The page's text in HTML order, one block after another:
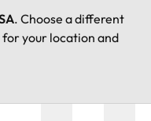
. Choose a different
your location and